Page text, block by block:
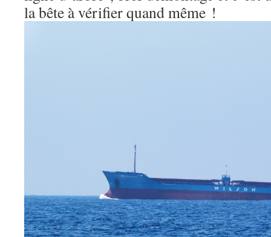
la bête à vérifier quand même !